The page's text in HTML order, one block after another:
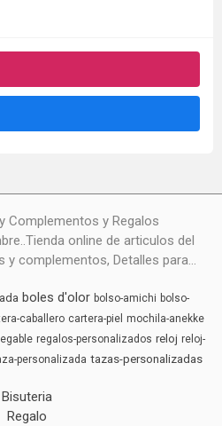
Complementos y Regalos
online de articulos del
y complementos, Detalles para...
boles d'olor bolso-amichi bolso-
caballero cartera-piel mochila-anekke
regalos-personalizados reloj reloj-
personalizada tazas-personalizadas
Bisuteria
Regalo